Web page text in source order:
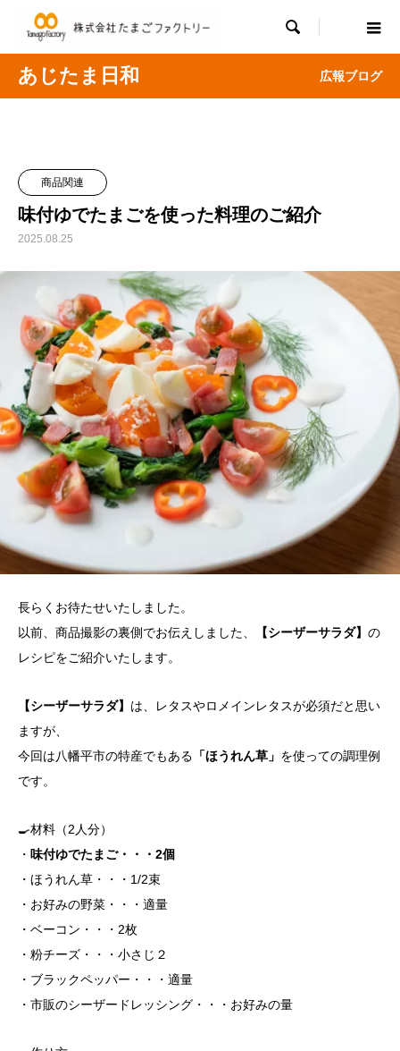

あじたま日和 広報ブログ
商品関連
味付ゆでたまごを使った料理のご紹介
2025.08.25
長らくお待たせいたしました。
以前、商品撮影の裏側でお伝えしました、
【シーザーサラダ】 の
レシピをご紹介いたします。
【シーザーサラダ】 は、レタスやロメインレタスが必須だと思い
ますが、
今回は八幡平市の特産でもある 「ほうれん草」 を使っての調理例
です。
🍳材料（2人分）
・ 味付ゆでたまご・・・2個
・ほうれん草・・・1/2束
・お好みの野菜・・・適量
・ベーコン・・・2枚
・粉チーズ・・・小さじ２
・ブラックペッパー・・・適量
・市販のシーザードレッシング・・・お好みの量